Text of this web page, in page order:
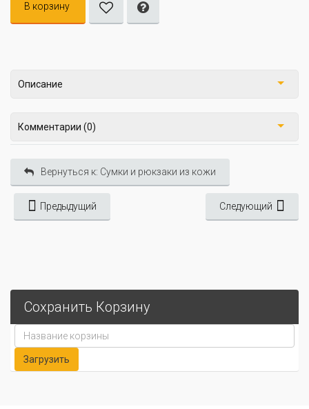
В корзину
Описание
Комментарии (0)
Вернуться к: Сумки и рюкзаки из кожи
Предыдущий Следующий
Сохранить Корзину